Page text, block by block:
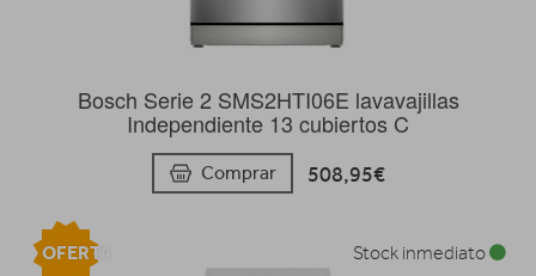
Bosch Serie 2 SMS2HTI06E lavavajillas
Independiente 13 cubiertos C
Comprar 508,95€
Stock inmediato
OFERTA